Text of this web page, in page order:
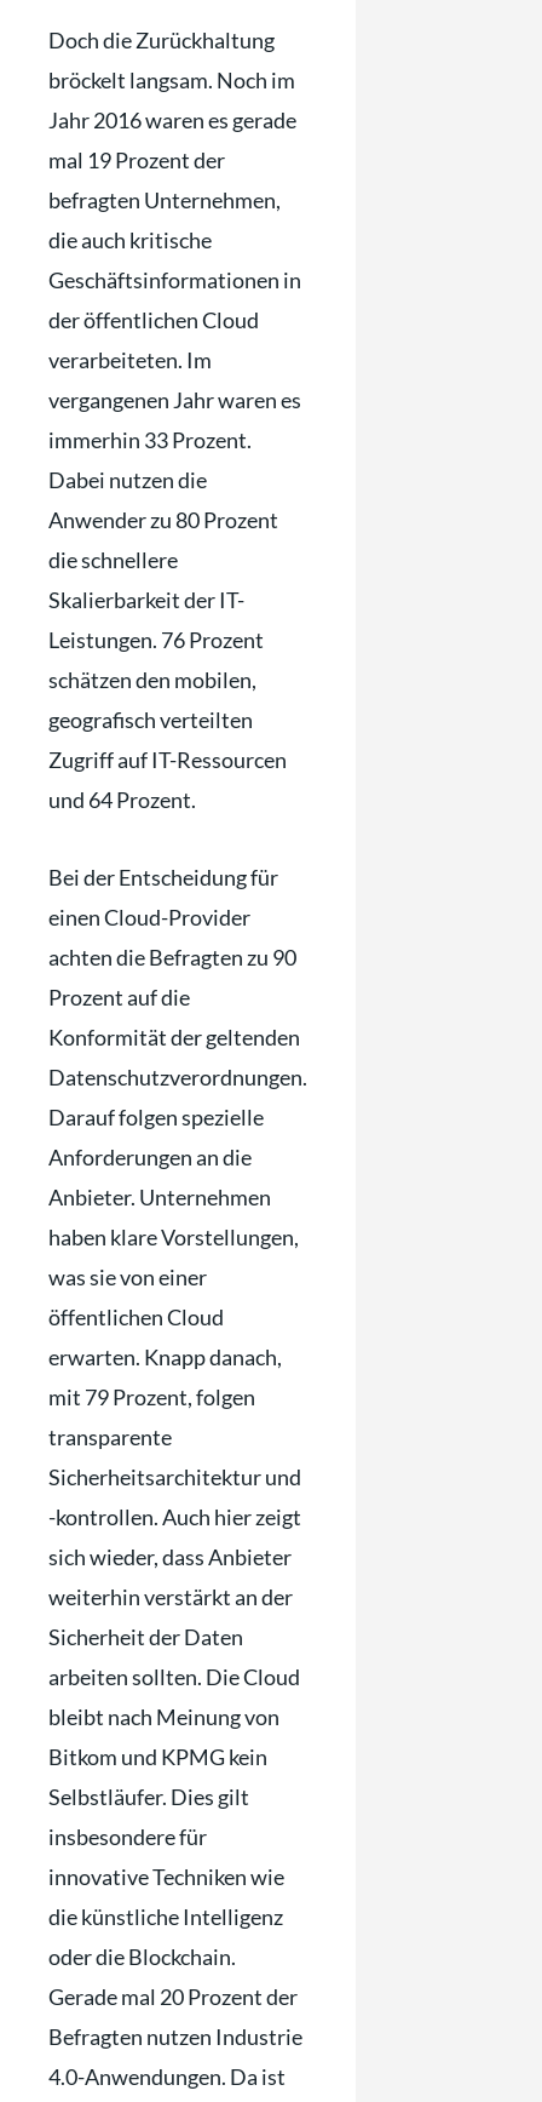
Doch die Zurückhaltung
bröckelt langsam. Noch im
Jahr 2016 waren es gerade
mal 19 Prozent der
befragten Unternehmen,
die auch kritische
Geschäftsinformationen in
der öffentlichen Cloud
verarbeiteten. Im
vergangenen Jahr waren es
immerhin 33 Prozent.
Dabei nutzen die
Anwender zu 80 Prozent
die schnellere
Skalierbarkeit der IT-
Leistungen. 76 Prozent
schätzen den mobilen,
geografisch verteilten
Zugriff auf IT-Ressourcen
und 64 Prozent.
Bei der Entscheidung für
einen Cloud-Provider
achten die Befragten zu 90
Prozent auf die
Konformität der geltenden
Datenschutzverordnungen.
Darauf folgen spezielle
Anforderungen an die
Anbieter. Unternehmen
haben klare Vorstellungen,
was sie von einer
öffentlichen Cloud
erwarten. Knapp danach,
mit 79 Prozent, folgen
transparente
Sicherheitsarchitektur und
-kontrollen. Auch hier zeigt
sich wieder, dass Anbieter
weiterhin verstärkt an der
Sicherheit der Daten
arbeiten sollten. Die Cloud
bleibt nach Meinung von
Bitkom und KPMG kein
Selbstläufer. Dies gilt
insbesondere für
innovative Techniken wie
die künstliche Intelligenz
oder die Blockchain.
Gerade mal 20 Prozent der
Befragten nutzen Industrie
4.0-Anwendungen. Da ist